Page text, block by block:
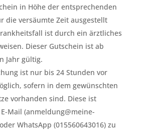
in Höhe der entsprechenden
die versäumte Zeit ausgestellt
ist durch ein ärztliches
Dieser Gutschein ist ab
Jahr gültig.
ist nur bis 24 Stunden vor
sofern in dem gewünschten
vorhanden sind. Diese ist
Mail (anmeldung@meine-
WhatsApp (015560643016) zu